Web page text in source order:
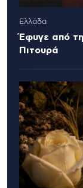
Ελλάδα
Έφυγε από
Πιτουρά